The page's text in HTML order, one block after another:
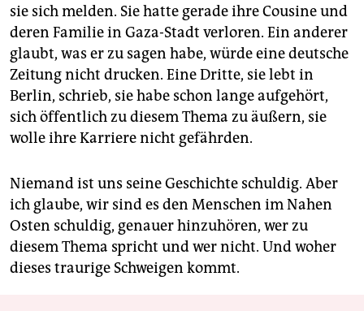
sie sich melden. Sie hatte gerade ihre Cousine und
deren Familie in Gaza-Stadt verloren. Ein anderer
glaubt, was er zu sagen habe, würde eine deutsche
Zeitung nicht drucken. Eine Dritte, sie lebt in
Berlin, schrieb, sie habe schon lange aufgehört,
sich öffentlich zu diesem Thema zu äußern, sie
wolle ihre Karriere nicht gefährden.
Niemand ist uns seine Geschichte schuldig. Aber
ich glaube, wir sind es den Menschen im Nahen
Osten schuldig, genauer hinzuhören, wer zu
diesem Thema spricht und wer nicht. Und woher
dieses traurige Schweigen kommt.